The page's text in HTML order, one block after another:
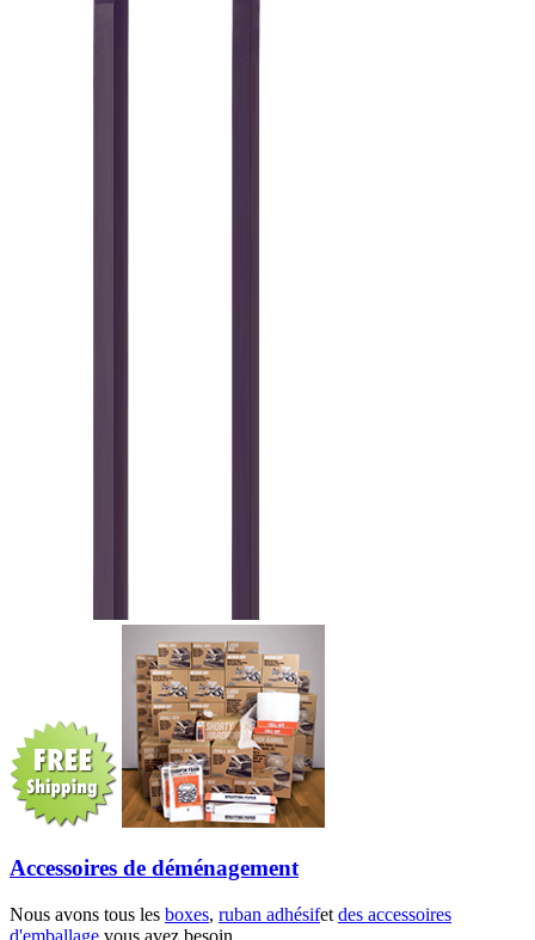
Accessoires de déménagement
Nous avons tous les boxes, ruban adhésifet des accessoires
d'emballage vous avez besoin.